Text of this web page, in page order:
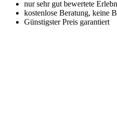
nur sehr gut bewertete
kostenlose Beratung, keine
Günstigster Preis garantiert